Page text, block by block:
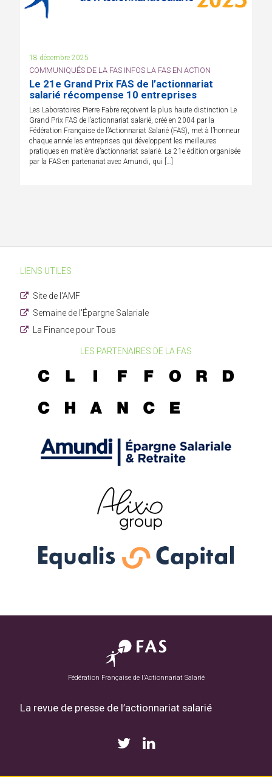
18 décembre 2025
COMMUNIQUÉS DE LA FAS INFOS LA FAS EN ACTION
Le 21e Grand Prix FAS de l’actionnariat
salarié récompense 10 entreprises
Les Laboratoires Pierre Fabre reçoivent la plus haute distinction Le
Grand Prix FAS de l’actionnariat salarié, créé en 2004 par la
Fédération Française de l’Actionnariat Salarié (FAS), met à l’honneur
chaque année les entreprises qui développent les meilleures
pratiques en matière d’actionnariat salarié. La 21e édition organisée
par la FAS en partenariat avec Amundi, qui […]
LIENS UTILES
Site de l'AMF
Semaine de l'Épargne Salariale
La Finance pour Tous
LES PARTENAIRES DE LA FAS
Fédération Française de l'Actionnariat Salarié
La revue de presse de l’actionnariat salarié